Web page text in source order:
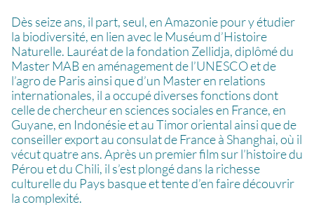
Dès seize ans, il part, seul, en Amazonie pour y étudier
la biodiversité, en lien avec le Muséum d’Histoire
Naturelle. Lauréat de la fondation Zellidja, diplômé du
Master MAB en aménagement de l’UNESCO et de
l’agro de Paris ainsi que d’un Master en relations
internationales, il a occupé diverses fonctions dont
celle de chercheur en sciences sociales en France, en
Guyane, en Indonésie et au Timor oriental ainsi que de
conseiller export au consulat de France à Shanghai, où il
vécut quatre ans. Après un premier film sur l’histoire du
Pérou et du Chili, il s’est plongé dans la richesse
culturelle du Pays basque et tente d’en faire découvrir
la complexité.